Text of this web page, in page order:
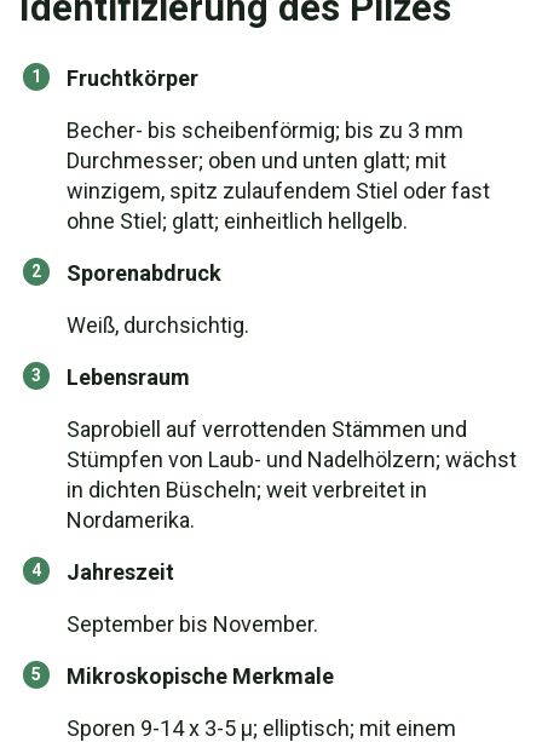
Fruchtkörper
Becher- bis scheibenförmig; bis zu 3 mm
Durchmesser; oben und unten glatt; mit
winzigem, spitz zulaufendem Stiel oder fast
ohne Stiel; glatt; einheitlich hellgelb.
Sporenabdruck
Weiß, durchsichtig.
Lebensraum
Saprobiell auf verrottenden Stämmen und
Stümpfen von Laub- und Nadelhölzern; wächst
in dichten Büscheln; weit verbreitet in
Nordamerika.
Jahreszeit
September bis November.
Mikroskopische Merkmale
Sporen 9-14 x 3-5 µ; elliptisch; mit einem